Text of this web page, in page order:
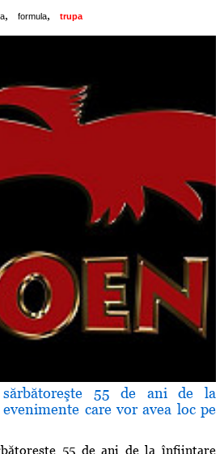
, formula, trupa
sărbătoreşte 55 de ani de la
care vor avea loc pe
55 de ani de la înfiinţare